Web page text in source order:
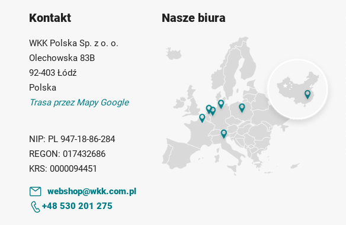
Kontakt
WKK Polska Sp. z o. o.
Olechowska 83B
92-403 Łódź
Polska
Trasa przez Mapy Google
NIP: PL 947-18-86-284
REGON: 017432686
KRS: 0000094451
webshop@wkk.com.pl
+48 530 201 275
Nasze biura